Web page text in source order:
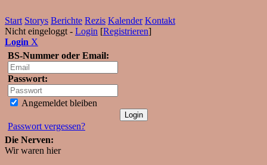
Start Storys Berichte Rezis Kalender Kontakt
Nicht eingeloggt - Login [Registrieren]
Login X
BS-Nummer oder Email:
Passwort:
Angemeldet bleiben
Passwort vergessen?
Die Nerven:
Wir waren hier